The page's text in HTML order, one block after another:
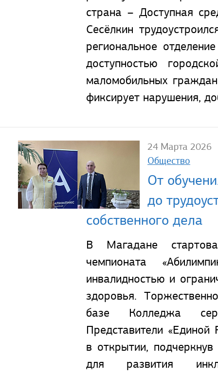
страна – Доступная
Сесёлкин
региональное
доступностью
маломобильных
фиксирует нарушения,
24 Марта 2026
Общество
От
до
собственного дела
В Магадане
чемпионата
инвалидностью и
здоровья.
базе Колледжа
Представители «Единой
в открытии,
для развития